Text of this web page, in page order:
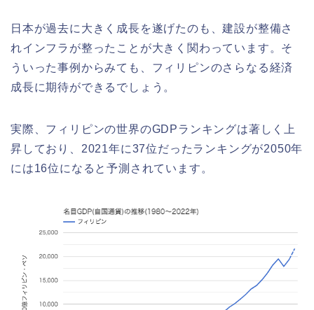
日本が過去に大きく成長を遂げたのも、建設が整備さ
れインフラが整ったことが大きく関わっています。そ
ういった事例からみても、フィリピンのさらなる経済
成長に期待ができるでしょう。
実際、フィリピンの世界のGDPランキングは著しく上
昇しており、2021年に37位だったランキングが2050年
には16位になると予測されています。